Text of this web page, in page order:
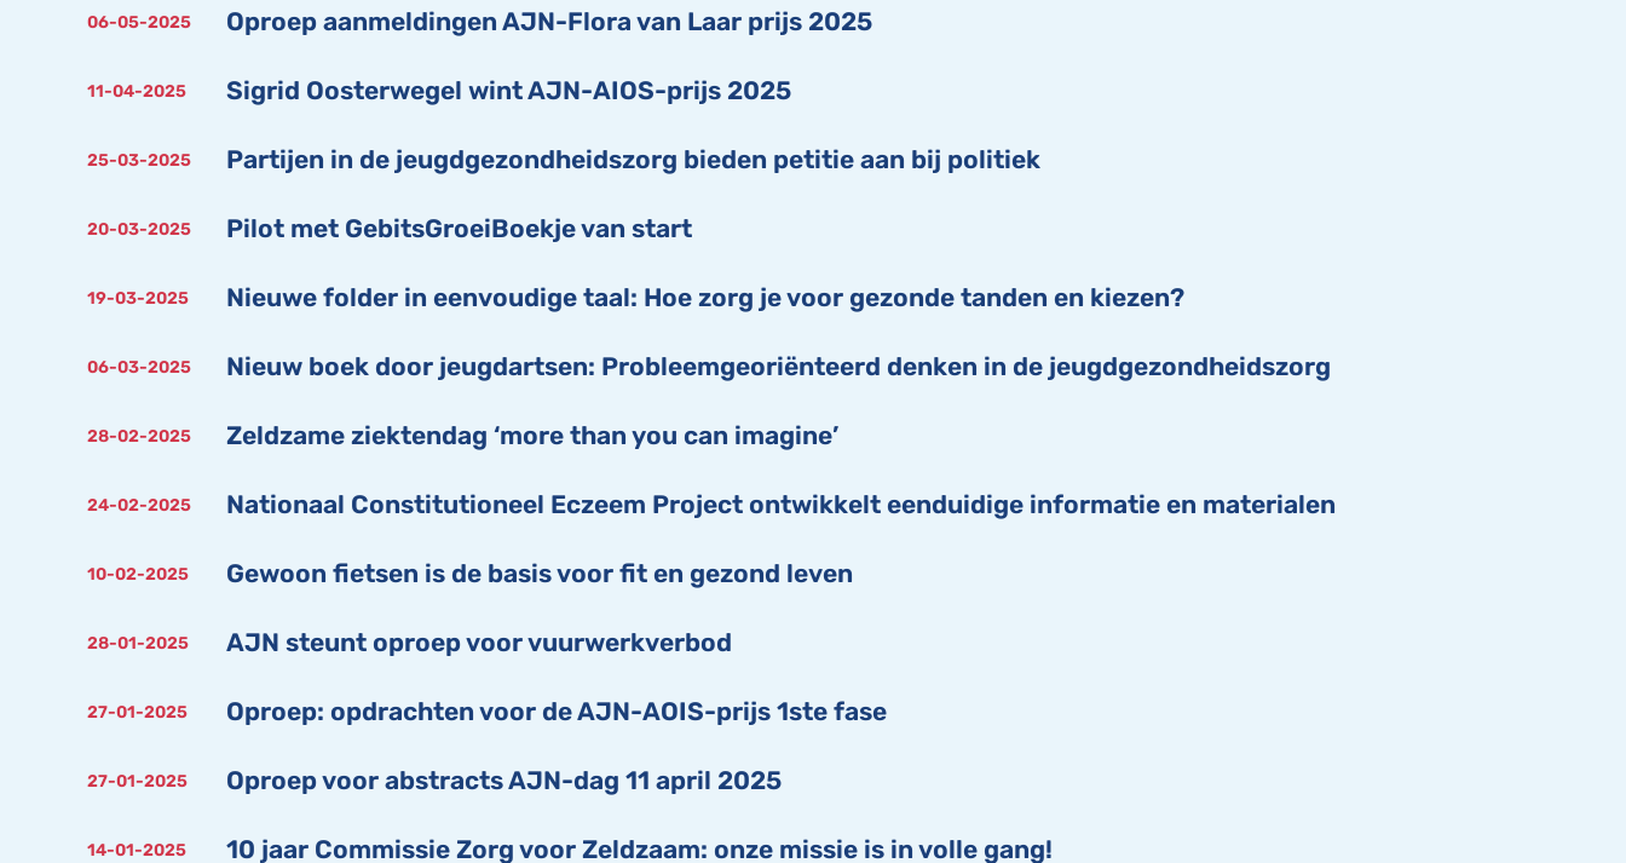
06-05-2025 Oproep aanmeldingen AJN-Flora van Laar prijs 2025
11-04-2025 Sigrid Oosterwegel wint AJN-AIOS-prijs 2025
25-03-2025 Partijen in de jeugdgezondheidszorg bieden petitie aan bij politiek
20-03-2025 Pilot met GebitsGroeiBoekje van start
19-03-2025 Nieuwe folder in eenvoudige taal: Hoe zorg je voor gezonde tanden en kiezen?
06-03-2025 Nieuw boek door jeugdartsen: Probleemgeoriënteerd denken in de jeugdgezondheidszorg
28-02-2025 Zeldzame ziektendag ‘more than you can imagine’
24-02-2025 Nationaal Constitutioneel Eczeem Project ontwikkelt eenduidige informatie en materialen
10-02-2025 Gewoon fietsen is de basis voor fit en gezond leven
28-01-2025 AJN steunt oproep voor vuurwerkverbod
27-01-2025 Oproep: opdrachten voor de AJN-AOIS-prijs 1ste fase
27-01-2025 Oproep voor abstracts AJN-dag 11 april 2025
14-01-2025 10 jaar Commissie Zorg voor Zeldzaam: onze missie is in volle gang!